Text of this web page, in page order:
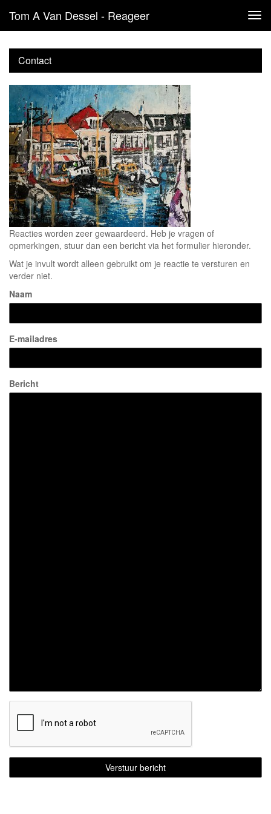
Tom A Van Dessel - Reageer
Contact
Reacties worden zeer gewaardeerd. Heb je vragen of
opmerkingen, stuur dan een bericht via het formulier hieronder.
Wat je invult wordt alleen gebruikt om je reactie te versturen en
verder niet.
Naam
E-mailadres
Bericht